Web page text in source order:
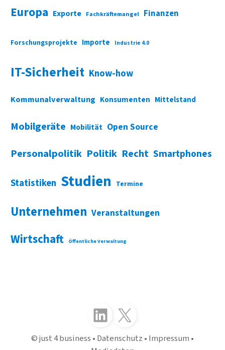
Europa Exporte Fachkräftemangel Finanzen
Forschungsprojekte Importe Industrie 4.0
IT-Sicherheit Know-how
Kommunalverwaltung Konsumenten Mittelstand
Mobilgeräte Mobilität Open Source
Personalpolitik Politik Recht Smartphones
Statistiken Studien Termine
Unternehmen Veranstaltungen
Wirtschaft Öffentliche Verwaltung
Folgen Sie uns auf LinkedInFolgen Sie uns auf X (Twitter)
just 4 business Datenschutz Impressum